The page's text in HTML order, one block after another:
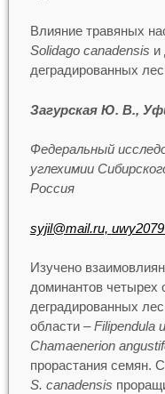
Влияние травяных
Solidago canadensis и
деградированных
Загурская Ю. В.,
Федеральный
углехимии
Россия
syjil@mail.ru,
Изучено
доминантов четырех
деградированных
области –Filipendula
Chamaenerion
прорастания семян.
S. canadensis